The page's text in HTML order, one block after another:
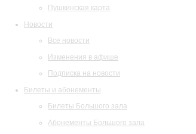
Пушкинская карта
Новости
Все новости
Изменения в афише
Подписка на новости
Билеты и абонементы
Билеты Большого зала
Абонементы Большого зала